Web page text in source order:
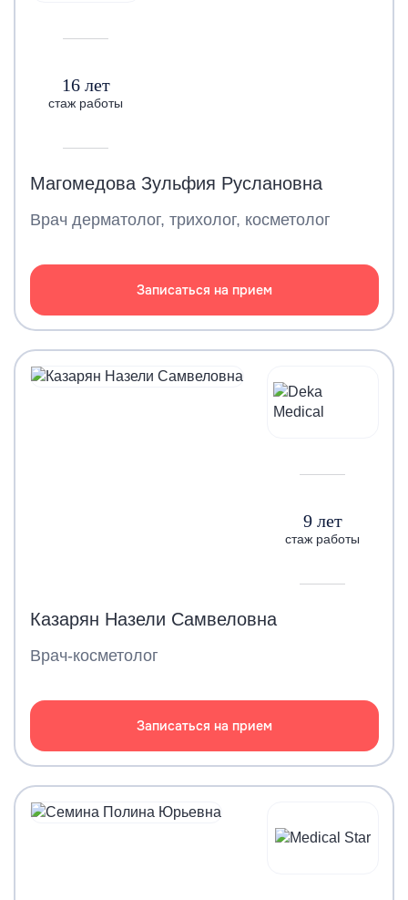
16 лет
стаж работы
Магомедова Зульфия Руслановна
Врач дерматолог, трихолог, косметолог
Записаться на прием
9 лет
стаж работы
Казарян Назели Самвеловна
Врач-косметолог
Записаться на прием